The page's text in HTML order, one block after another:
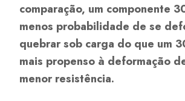
comparação, um componente
menos probabilidade de se
quebrar sob carga do que um
mais propenso à deformação
menor resistência.